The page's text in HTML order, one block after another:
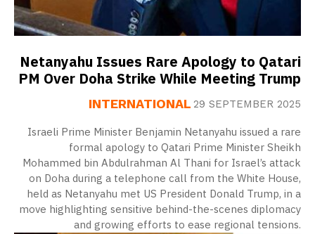
Netanyahu Issues Rare Apology to Qatari
PM Over Doha Strike While Meeting Trump
INTERNATIONAL 29 SEPTEMBER 2025
Israeli Prime Minister Benjamin Netanyahu issued a rare
formal apology to Qatari Prime Minister Sheikh
Mohammed bin Abdulrahman Al Thani for Israel’s attack
on Doha during a telephone call from the White House,
held as Netanyahu met US President Donald Trump, in a
move highlighting sensitive behind-the-scenes diplomacy
and growing efforts to ease regional tensions.